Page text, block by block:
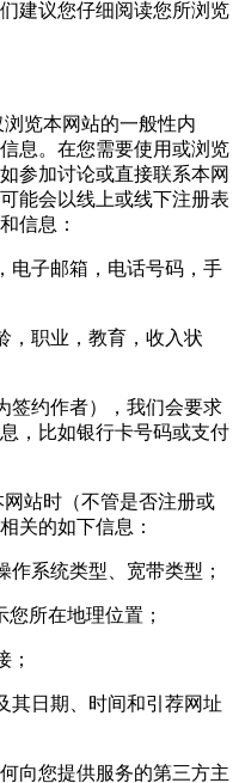
建议您仔细阅读您所浏览
览本网站的一般性内
息。在您需要使用或浏览
参加讨论或直接联系本网
能会以线上或线下注册表
信息：
电子邮箱，电话号码，手
，职业，教育，收入状
签约作者），我们会要求
，比如银行卡号码或支付
站时（不管是否注册或
关的如下信息：
作系统类型、宽带类型；
所在地理位置；
；
其日期、时间和引荐网址
向您提供服务的第三方主